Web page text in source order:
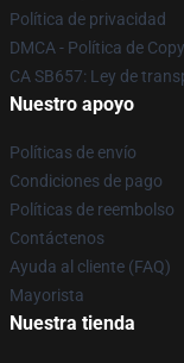
Política de privacidad
DMCA - Política de
CA SB657: Ley de
Nuestro apoyo
Políticas de envío
Condiciones de pago
Políticas de reembolso
Contáctenos
Ayuda al cliente (FAQ)
Mayorista
Nuestra tienda